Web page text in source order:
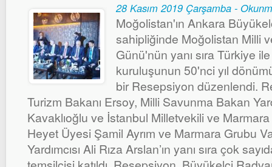
28 Kasım 2019 Çarşamba -
Moğolistan'ın Ankara
sahipliğinde Moğolistan Milli
Günü'nün yanı sıra Türkiye
kuruluşunun 50'nci yıl
bir Resepsiyon düzenlendi.
Turizm Bakanı Ersoy, Milli Savunma Bakan
Kavaklıoğlu ve İstanbul Milletvekili ve
Heyet Üyesi Şamil Ayrım ve Marmara Grubu
Yardımcısı Ali Rıza Arslan’ın yanı sıra çok